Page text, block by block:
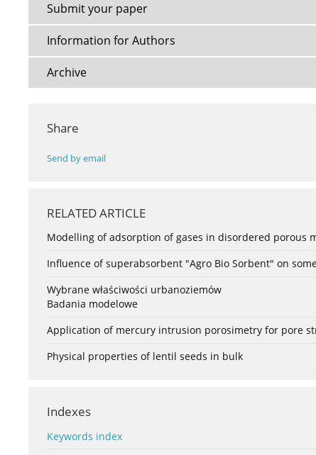
Submit your paper
Information for Authors
Archive
Share
Send by email
RELATED ARTICLE
Modelling of adsorption of gases in disordered porous
Influence of superabsorbent "Agro Bio Sorbent" on
Wybrane właściwości urbanoziemów
Badania modelowe
Application of mercury intrusion porosimetry for pore
Physical properties of lentil seeds in bulk
Indexes
Keywords index